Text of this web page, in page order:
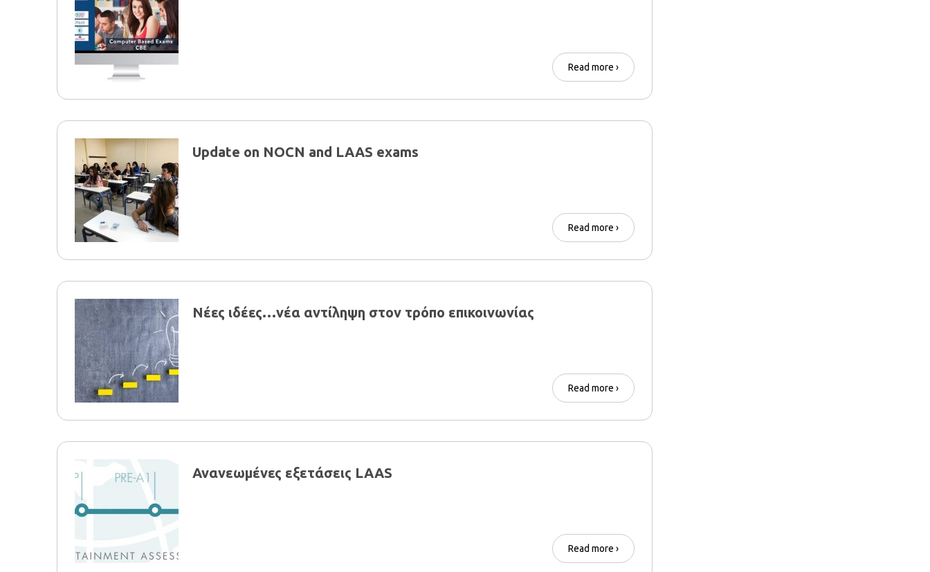
Read more ›
Update on NOCN and LAAS exams
Read more ›
Νέες ιδέες…νέα αντίληψη στον τρόπο επικοινωνίας
Read more ›
Ανανεωμένες εξετάσεις LAAS
Read more ›